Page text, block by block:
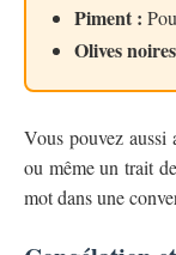
Piment :
Olives
Vous pouvez aussi
ou même un trait
mot dans une